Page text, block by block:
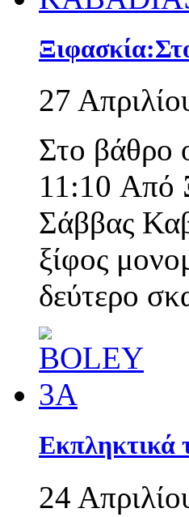
27
Στο βάθρο
11:10 Από
Σάββας
ξίφος
δεύτερο
Εκπληκτικά
24